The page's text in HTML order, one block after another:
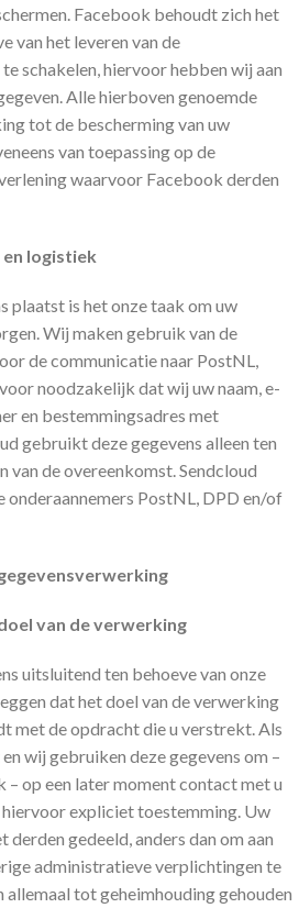
Facebook behoudt zich het
van het leveren van de
schakelen, hiervoor hebben wij aan
Alle hierboven genoemde
tot de bescherming van uw
van toepassing op de
waarvoor Facebook derden
logistiek
plaatst is het onze taak om uw
Wij maken gebruik van de
de communicatie naar PostNL,
noodzakelijk dat wij uw naam, e-
en bestemmingsadres met
gebruikt deze gegevens alleen ten
van de overeenkomst. Sendcloud
onderaannemers PostNL, DPD en/of
van de verwerking
uitsluitend ten behoeve van onze
dat het doel van de verwerking
met de opdracht die u verstrekt. Als
wij gebruiken deze gegevens om –
– op een later moment contact met u
hiervoor expliciet toestemming. Uw
derden gedeeld, anders dan om aan
administratieve verplichtingen te
allemaal tot geheimhouding gehouden